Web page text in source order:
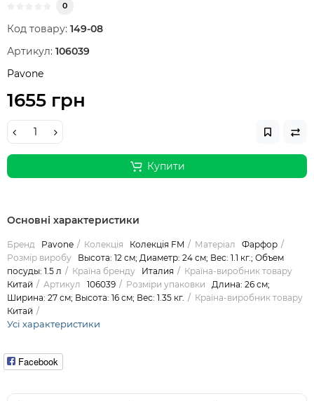
0
Код товару: 149-08
Артикул: 106039
Pavone
1655 грн
Купити
Основні характеристики
Бренд Pavone Колекція Колекція FM Матеріал
Фарфор
Розмір виробу
Высота: 12 см; Диаметр: 24 см; Вес: 1.1 кг.; Объем
посуды: 1.5 л
Країна бренду Италия
Країна-виробник товару
Китай
Артикул 106039 Розміри упаковки
Длина: 26 см;
Ширина: 27 см; Высота: 16 см; Вес: 1.35 кг.
Країна-виробник товару
Китай
Усі характеристики
Facebook